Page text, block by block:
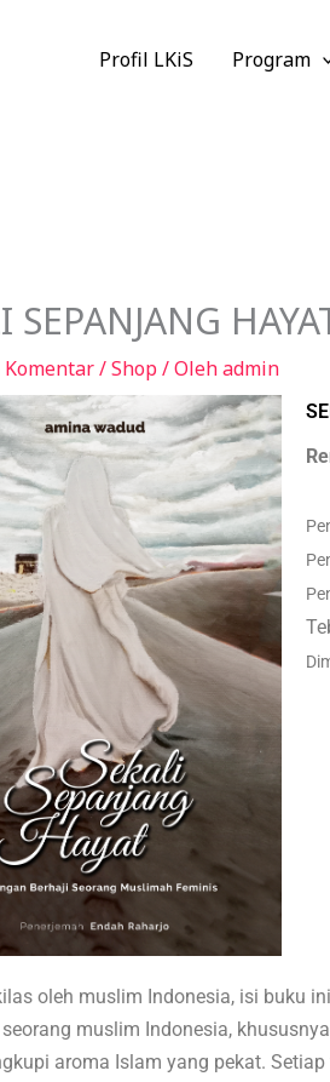
Profil LKiS Program
SEPANJANG
/Shop/ Olehadmin
oleh muslim Indonesia, isi buku
muslim Indonesia,
aroma Islam yang pekat.